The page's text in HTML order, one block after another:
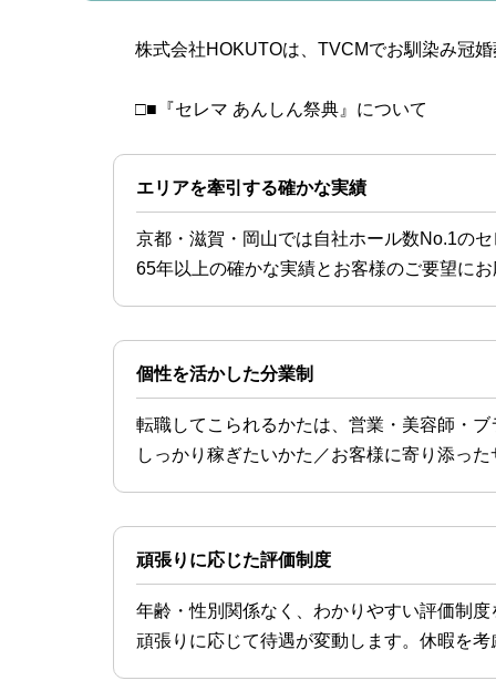
株式会社HOKUTOは、TVCMでお馴染み冠
□■『セレマ あんしん祭典』について
エリアを牽引する確かな実績
京都・滋賀・岡山では自社ホール数No.1の
65年以上の確かな実績とお客様のご要望に
個性を活かした分業制
転職してこられるかたは、営業・美容師・
しっかり稼ぎたいかた／お客様に寄り添っ
頑張りに応じた評価制度
年齢・性別関係なく、わかりやすい評価制
頑張りに応じて待遇が変動します。休暇を